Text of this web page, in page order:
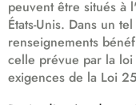
peuvent être situés à
États-Unis. Dans un
renseignements
celle prévue par la
exigences de la Loi